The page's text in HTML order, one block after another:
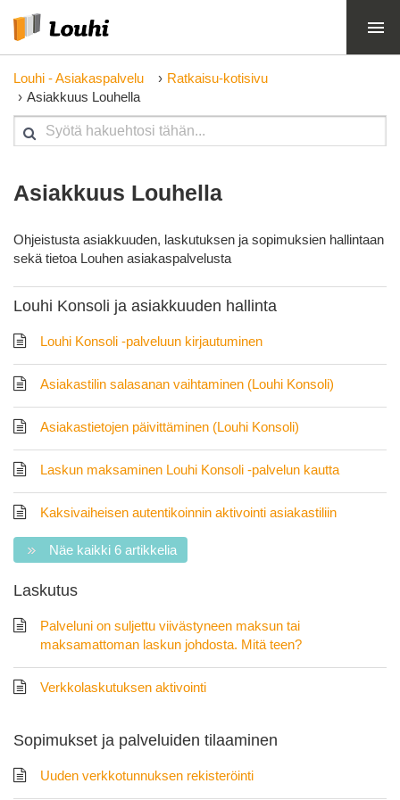
Louhi - Asiakaspalvelu
Ratkaisu-kotisivu
Asiakkuus Louhella
Asiakkuus Louhella
Ohjeistusta asiakkuuden, laskutuksen ja sopimuksien hallintaan
sekä tietoa Louhen asiakaspalvelusta
Louhi Konsoli ja asiakkuuden hallinta
Louhi Konsoli -palveluun kirjautuminen
Asiakastilin salasanan vaihtaminen (Louhi Konsoli)
Asiakastietojen päivittäminen (Louhi Konsoli)
Laskun maksaminen Louhi Konsoli -palvelun kautta
Kaksivaiheisen autentikoinnin aktivointi asiakastiliin
Näe kaikki 6 artikkelia
Laskutus
Palveluni on suljettu viivästyneen maksun tai
maksamattoman laskun johdosta. Mitä teen?
Verkkolaskutuksen aktivointi
Sopimukset ja palveluiden tilaaminen
Uuden verkkotunnuksen rekisteröinti